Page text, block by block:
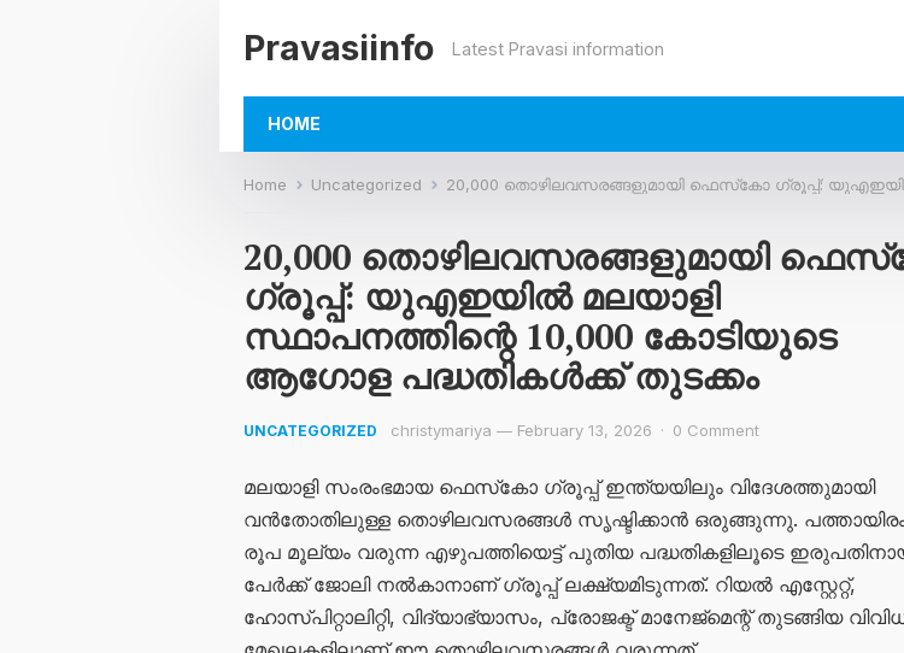
Pravasiinfo Latest Pravasi information
HOME
Home Uncategorized 20,000 തൊഴിലവസരങ്ങളുമായി ഫെസ്‌കോ ഗ്രൂപ്പ്: യുഎഇയിൽ മലയാളി സ്ഥാപനത്തിന്റെ 10,000 കോടിയുടെ ആഗോള
20,000 തൊഴിലവസരങ്ങളുമായി
ഗ്രൂപ്പ്: യുഎഇയിൽ മലയാളി
സ്ഥാപനത്തിന്റെ 10,000 കോടിയുടെ
ആഗോള പദ്ധതികൾക്ക് തുടക്കം
UNCATEGORIZED christymariya — February 13, 2026 · 0 Comment
മലയാളി സംരംഭമായ ഫെസ്‌കോ ഗ്രൂപ്പ് ഇന്ത്യയിലും വിദേശത്തുമായി
വൻതോതിലുള്ള തൊഴിലവസരങ്ങൾ സൃഷ്ടിക്കാൻ ഒരുങ്ങുന്നു.
രൂപ മൂല്യം വരുന്ന എഴുപത്തിയെട്ട് പുതിയ പദ്ധതികളിലൂടെ
പേർക്ക് ജോലി നൽകാനാണ് ഗ്രൂപ്പ് ലക്ഷ്യമിടുന്നത്. റിയൽ എസ്റ്റേറ്റ്,
ഹോസ്പിറ്റാലിറ്റി, വിദ്യാഭ്യാസം, പ്രോജക്ട് മാനേജ്‌മെന്റ് തുടങ്ങിയ